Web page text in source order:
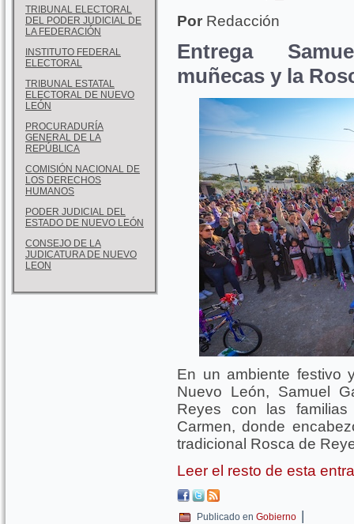
TRIBUNAL ELECTORAL
DEL PODER JUDICIAL DE
LA FEDERACIÓN
INSTITUTO FEDERAL
ELECTORAL
TRIBUNAL ESTATAL
ELECTORAL DE NUEVO
LEÓN
PROCURADURÍA
GENERAL DE LA
REPÚBLICA
COMISIÓN NACIONAL DE
LOS DERECHOS
HUMANOS
PODER JUDICIAL DEL
ESTADO DE NUEVO LEÓN
CONSEJO DE LA
JUDICATURA DE NUEVO
LEON
Por Redacción
Entrega
muñecas y la
En un ambiente festivo
Nuevo León, Samuel
Reyes con las
Carmen, donde
tradicional Rosca de
Leer el resto de esta
Publicado en Gobierno |